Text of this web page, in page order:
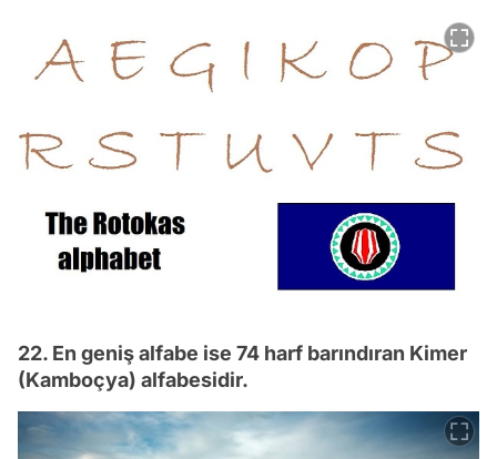
22. En geniş alfabe ise 74 harf barındıran Kimer
(Kamboçya) alfabesidir.